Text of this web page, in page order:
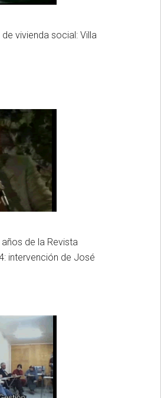
vivienda social: Villa
de la Revista
intervención de José